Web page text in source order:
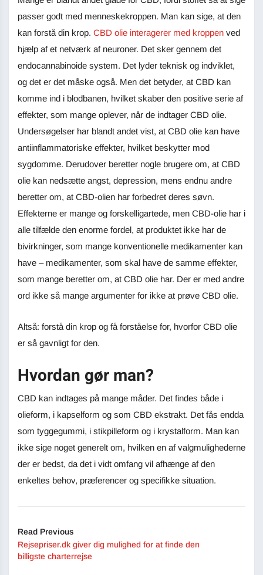
passer godt med menneskekroppen. Man kan sige, at den
kan forstå din krop. CBD olie interagerer med kroppen ved
hjælp af et netværk af neuroner. Det sker gennem det
endocannabinoide system. Det lyder teknisk og indviklet,
og det er det måske også. Men det betyder, at CBD kan
komme ind i blodbanen, hvilket skaber den positive serie af
effekter, som mange oplever, når de indtager CBD olie.
Undersøgelser har blandt andet vist, at CBD olie kan have
antiinflammatoriske effekter, hvilket beskytter mod
sygdomme. Derudover beretter nogle brugere om, at CBD
olie kan nedsætte angst, depression, mens endnu andre
beretter om, at CBD-olien har forbedret deres søvn.
Effekterne er mange og forskelligartede, men CBD-olie har i
alle tilfælde den enorme fordel, at produktet ikke har de
bivirkninger, som mange konventionelle medikamenter kan
have – medikamenter, som skal have de samme effekter,
som mange beretter om, at CBD olie har. Der er med andre
ord ikke så mange argumenter for ikke at prøve CBD olie.
Altså: forstå din krop og få forståelse for, hvorfor CBD olie
er så gavnligt for den.
Hvordan gør man?
CBD kan indtages på mange måder. Det findes både i
olieform, i kapselform og som CBD ekstrakt. Det fås endda
som tyggegummi, i stikpilleform og i krystalform. Man kan
ikke sige noget generelt om, hvilken en af valgmulighederne
der er bedst, da det i vidt omfang vil afhænge af den
enkeltes behov, præferencer og specifikke situation.
Read Previous
Rejsepriser.dk giver dig mulighed for at finde den
billigste charterrejse